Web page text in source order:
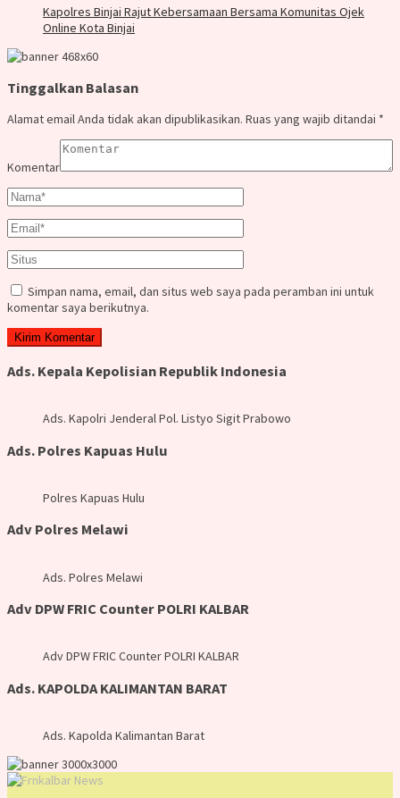
Kapolres Binjai Rajut Kebersamaan Bersama Komunitas Ojek
Online Kota Binjai
Tinggalkan Balasan
Alamat email Anda tidak akan dipublikasikan. Ruas yang wajib ditandai *
Komentar
Simpan nama, email, dan situs web saya pada peramban ini untuk
komentar saya berikutnya.
Ads. Kepala Kepolisian Republik Indonesia
Ads. Kapolri Jenderal Pol. Listyo Sigit Prabowo
Ads. Polres Kapuas Hulu
Polres Kapuas Hulu
Adv Polres Melawi
Ads. Polres Melawi
Adv DPW FRIC Counter POLRI KALBAR
Adv DPW FRIC Counter POLRI KALBAR
Ads. KAPOLDA KALIMANTAN BARAT
Ads. Kapolda Kalimantan Barat